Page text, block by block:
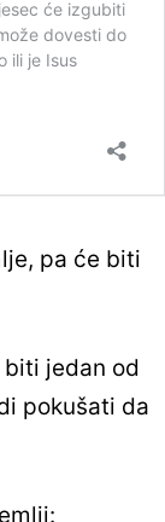
pa će biti
jedan od
pokušati da